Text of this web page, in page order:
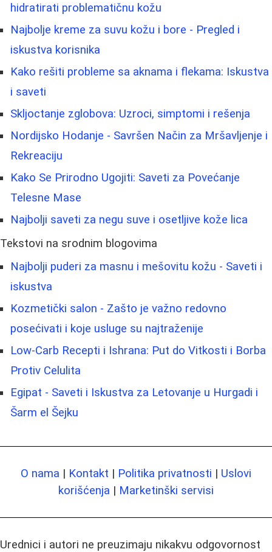
hidratirati problematičnu kožu
Najbolje kreme za suvu kožu i bore - Pregled i
iskustva korisnika
Kako rešiti probleme sa aknama i flekama: Iskustva
i saveti
Skljoctanje zglobova: Uzroci, simptomi i rešenja
Nordijsko Hodanje - Savršen Način za Mršavljenje i
Rekreaciju
Kako Se Prirodno Ugojiti: Saveti za Povećanje
Telesne Mase
Najbolji saveti za negu suve i osetljive kože lica
Tekstovi na srodnim blogovima
Najbolji puderi za masnu i mešovitu kožu - Saveti i
iskustva
Kozmetički salon - Zašto je važno redovno
posećivati i koje usluge su najtraženije
Low-Carb Recepti i Ishrana: Put do Vitkosti i Borba
Protiv Celulita
Egipat - Saveti i Iskustva za Letovanje u Hurgadi i
Šarm el Šejku
O nama | Kontakt | Politika privatnosti | Uslovi
korišćenja | Marketinški servisi
Urednici i autori ne preuzimaju nikakvu odgovornost